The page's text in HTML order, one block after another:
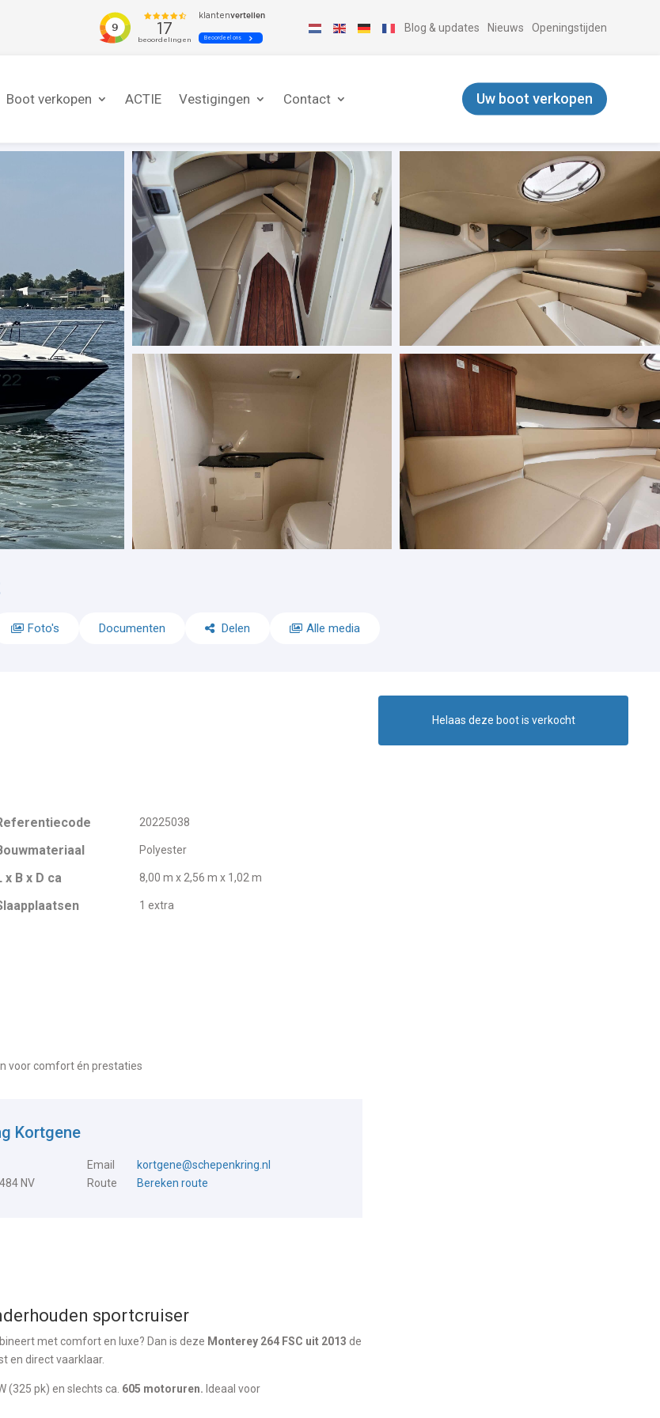
Blog & updates Nieuws Openingstijden
Boot verkopen ACTIE Vestigingen Contact Uw boot verkopen
Foto's Documenten Delen Alle media
20225038
Polyester
x B x D ca 8,00 m x 2,56 m x 1,02 m
1 extra
voor comfort én prestaties
Kortgene
Email
kortgene@schepenkring.nl
NV Route Bereken route
sportcruiser
met comfort en luxe? Dan is deze Monterey 264 FSC uit 2013 de
en direct vaarklaar.
(325 pk) en slechts ca. 605 motoruren. Ideaal voor
Helaas deze boot is verkocht